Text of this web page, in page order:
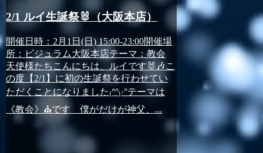
2/1 ルイ生誕祭🐰（大阪本店）
開催日時：2月1日(日) 15:00-23:00開催場
所：ビジュラム大阪本店テーマ：教会
天使様たちこんにちは、ルイです🐰🎶こ
の度【2/1】に初の生誕祭を行わせてい
ただくことになりました₍ᐢᐢ₎·°テーマは
《教会》⛪️です 僕がだけが神父、...